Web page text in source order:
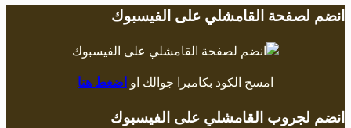
X
انضم لصفحة القامشلي على الفيسبوك
امسح الكود بكاميرا جوالك او اضغط هنا
انضم لجروب القامشلي على الفيسبوك